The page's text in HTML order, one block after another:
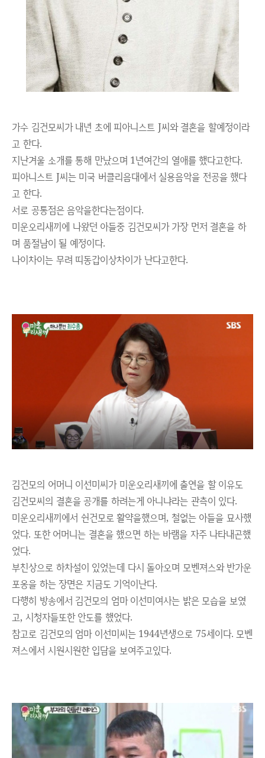
가수 김건모씨가 내년 초에 피아니스트 J씨와 결혼을 할예정이라
고 한다.
지난겨울 소개를 통해 만났으며 1년여간의 열애를 했다고한다.
피아니스트 J씨는 미국 버클리음대에서 실용음악을 전공을 했다
고 한다.
서로 공통점은 음악을한다는점이다.
미운오리새끼에 나왔던 아들중 김건모씨가 가장 먼저 결혼을 하
며 품절남이 될 예정이다.
나이차이는 무려 띠동갑이상차이가 난다고한다.
김건모의 어머니 이선미씨가 미운오리새끼에 출연을 할 이유도
김건모씨의 결혼을 공개를 하려는게 아니냐라는 관측이 있다.
미운오리새끼에서 쉰건모로 활약을했으며, 철없는 아들을 묘사했
었다. 또한 어머니는 결혼을 했으면 하는 바램을 자주 나타내곤했
었다.
부친상으로 하차설이 있었는데 다시 돌아오며 모벤져스와 반가운
포옹을 하는 장면은 지금도 기억이난다.
다행히 방송에서 김건모의 엄마 이선미여사는 밝은 모습을 보였
고, 시청자들또한 안도를 했었다.
참고로 김건모의 엄마 이선미씨는 1944년생으로 75세이다. 모벤
져스에서 시원시원한 입담을 보여주고있다.